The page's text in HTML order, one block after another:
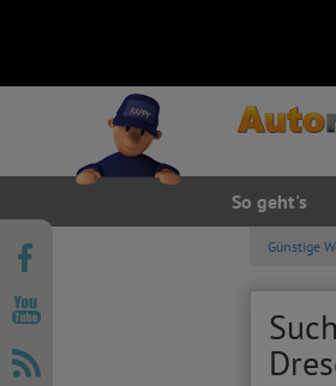
So geht's
Günstige